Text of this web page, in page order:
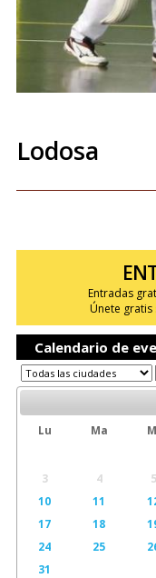
Lodosa
Entradas
Únete gratis
Calendario de
Lu Ma
3
4 5
10
11
17
18
24
25
31